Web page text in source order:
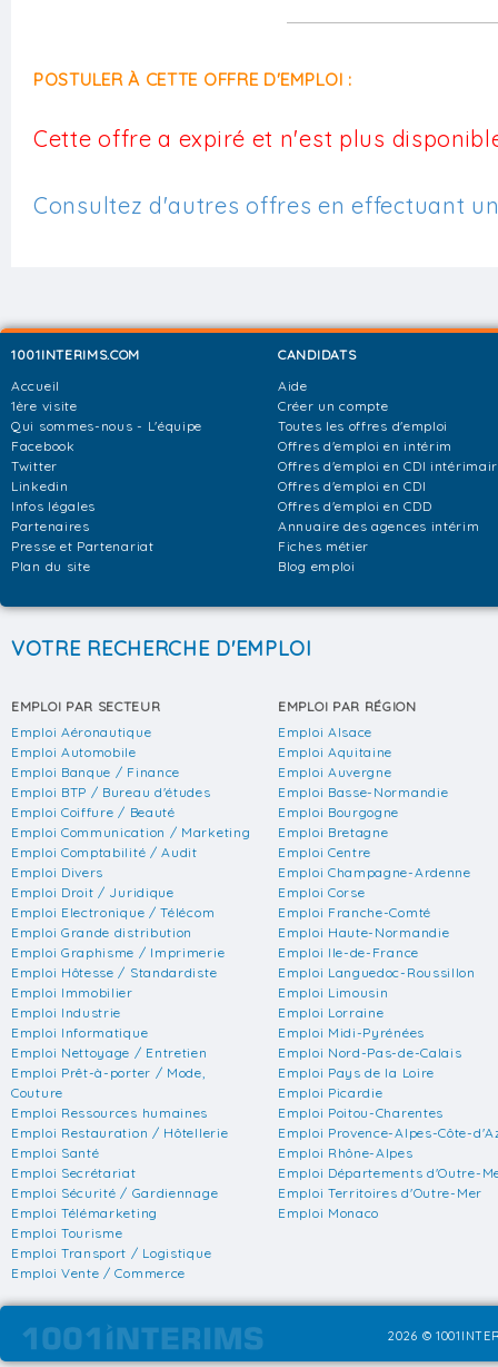
POSTULER À CETTE OFFRE D'EMPLOI :
Cette offre a expiré et n'est plus
Consultez d'autres offres en effectuant
1001INTERIMS.COM
Accueil
1ère visite
Qui sommes-nous - L'équipe
Facebook
Twitter
Linkedin
Infos légales
Partenaires
Presse et Partenariat
Plan du site
CANDIDATS
Aide
Créer un compte
Toutes les offres d'emploi
Offres d'emploi en intérim
Offres d'emploi en CDI
Offres d'emploi en CDI
Offres d'emploi en CDD
Annuaire des agences intérim
Fiches métier
Blog emploi
VOTRE RECHERCHE D'EMPLOI
EMPLOI PAR SECTEUR
Emploi Aéronautique
Emploi Automobile
Emploi Banque / Finance
Emploi BTP / Bureau d'études
Emploi Coiffure / Beauté
Emploi Communication / Marketing
Emploi Comptabilité / Audit
Emploi Divers
Emploi Droit / Juridique
Emploi Electronique / Télécom
Emploi Grande distribution
Emploi Graphisme / Imprimerie
Emploi Hôtesse / Standardiste
Emploi Immobilier
Emploi Industrie
Emploi Informatique
Emploi Nettoyage / Entretien
Emploi Prêt-à-porter / Mode,
Couture
Emploi Ressources humaines
Emploi Restauration / Hôtellerie
Emploi Santé
Emploi Secrétariat
Emploi Sécurité / Gardiennage
Emploi Télémarketing
Emploi Tourisme
Emploi Transport / Logistique
Emploi Vente / Commerce
EMPLOI PAR RÉGION
Emploi Alsace
Emploi Aquitaine
Emploi Auvergne
Emploi Basse-Normandie
Emploi Bourgogne
Emploi Bretagne
Emploi Centre
Emploi Champagne-Ardenne
Emploi Corse
Emploi Franche-Comté
Emploi Haute-Normandie
Emploi Ile-de-France
Emploi Languedoc-Roussillon
Emploi Limousin
Emploi Lorraine
Emploi Midi-Pyrénées
Emploi Nord-Pas-de-Calais
Emploi Pays de la Loire
Emploi Picardie
Emploi Poitou-Charentes
Emploi Provence-Alpes-Côte-
Emploi Rhône-Alpes
Emploi Départements d'Outre-
Emploi Territoires d'Outre-Mer
Emploi Monaco
2026 ©